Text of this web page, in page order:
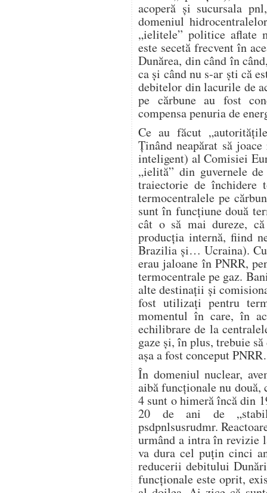
acoperă și sucursala
domeniul
„ielitele” politice aflate
este secetă frecvent în
Dunărea, din când în
ca și când nu s-ar ști că
debitelor din lacurile de
pe cărbune au fost
compensa penuria de
Ce au făcut
Ținând neapărat să
inteligent) al Comisiei
„ielită” din guvernele
traiectorie de închidere
termocentralele pe
sunt în funcțiune două
cât o să mai dureze,
producția internă, fiind
Brazilia și… Ucraina).
erau jaloane în PNRR,
termocentrale pe gaz.
alte destinații și
fost utilizați pentru
momentul în care, în
echilibrare de la
gaze și, în plus, trebuie
așa a fost conceput
În domeniul nuclear,
aibă funcționale nu două,
4 sunt o himeră încă din
20 de ani de
psdpnlsusrudmr.
urmând a intra în revizie
va dura cel puțin cinci
reducerii debitului
funcționale este oprit,